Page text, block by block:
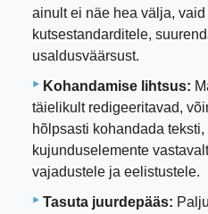
ainult ei näe hea välja, vaid
kutsestandarditele,
usaldusväärsust.
Kohandamise lihtsus:
täielikult redigeeritavad,
hõlpsasti kohandada
kujunduselemente
vajadustele ja eelistustele.
Tasuta juurdepääs: